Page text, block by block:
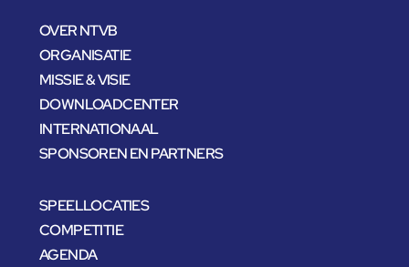
OVER NTVB
ORGANISATIE
MISSIE & VISIE
DOWNLOADCENTER
INTERNATIONAAL
SPONSOREN EN PARTNERS
SPEELLOCATIES
COMPETITIE
AGENDA